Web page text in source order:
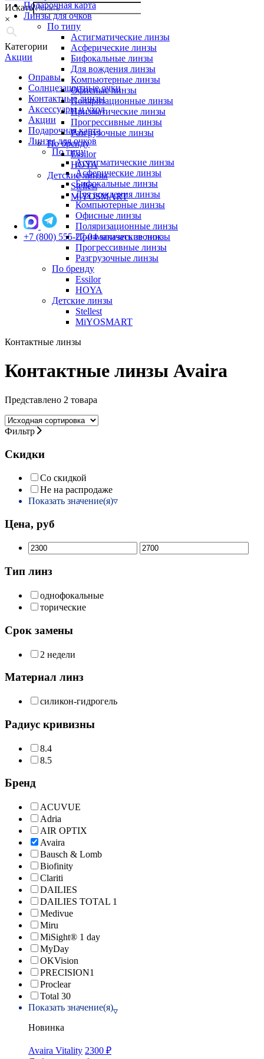
Искать
×
Категории
Акции
Оправы
Солнцезащитные очки
Контактные линзы
Аксессуары и уход
Акции
Подарочная карта
Линзы для очков
По типу
Астигматические линзы
Асферические линзы
Бифокальные линзы
Для вождения линзы
Компьютерные линзы
Офисные линзы
Поляризационные линзы
Призматические линзы
Прогрессивные линзы
Разгрузочные линзы
По бренду
Essilor
HOYA
Детские линзы
Stellest
MiYOSMART
Подарочная карта
Линзы для очков
По типу
Астигматические линзы
Асферические линзы
Бифокальные линзы
Для вождения линзы
Компьютерные линзы
Офисные линзы
Поляризационные линзы
Призматические линзы
Прогрессивные линзы
Разгрузочные линзы
По бренду
Essilor
HOYA
Детские линзы
Stellest
MiYOSMART
+7 (800) 555-27-04 заказать звонок
Контактные линзы
Контактные линзы Avaira
Представлено 2 товара
Фильтр
Скидки
Со скидкой
Не на распродаже
Показать значение(я)
Цена, руб
Тип линз
однофокальные
торические
Срок замены
2 недели
Материал линз
силикон-гидрогель
Радиус кривизны
8.4
8.5
Бренд
ACUVUE
Adria
AIR OPTIX
Avaira
Bausch & Lomb
Biofinity
Clariti
DAILIES
DAILIES TOTAL 1
Medivue
Miru
MiSight® 1 day
MyDay
OKVision
PRECISION1
Proclear
Total 30
Показать значение(я)
Новинка
Avaira Vitality 2300 ₽